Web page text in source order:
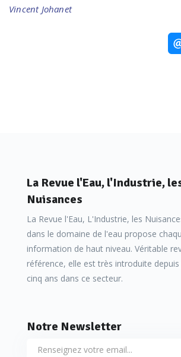
Vincent Johanet
La Revue l'Eau, l'Industrie,
Nuisances
La Revue l'Eau, L'Industrie, les
dans le domaine de l'eau propose
information de haut niveau. Véritable
référence, elle est très introduite
cinq ans dans ce secteur.
Notre Newsletter